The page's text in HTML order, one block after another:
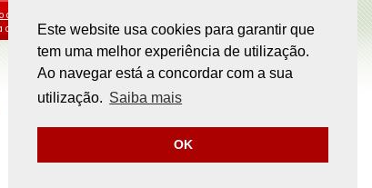
Este website usa cookies para garantir que
tem uma melhor experiência de utilização.
Ao navegar está a concordar com a sua
utilização. Saiba mais
OK
dados
os fins mencionados.
PAGAMENTOS ONLINE